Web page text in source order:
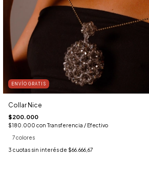
ENVÍO GRATIS
Collar Nice
$200.000
$180.000 con Transferencia / Efectivo
7 colores
3 cuotas sin interés de $66.666,67